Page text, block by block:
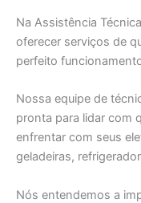
Na Assistência
oferecer serviços de
perfeito
Nossa equipe de
pronta para lidar com
enfrentar com seus
geladeiras,
Nós entendemos a